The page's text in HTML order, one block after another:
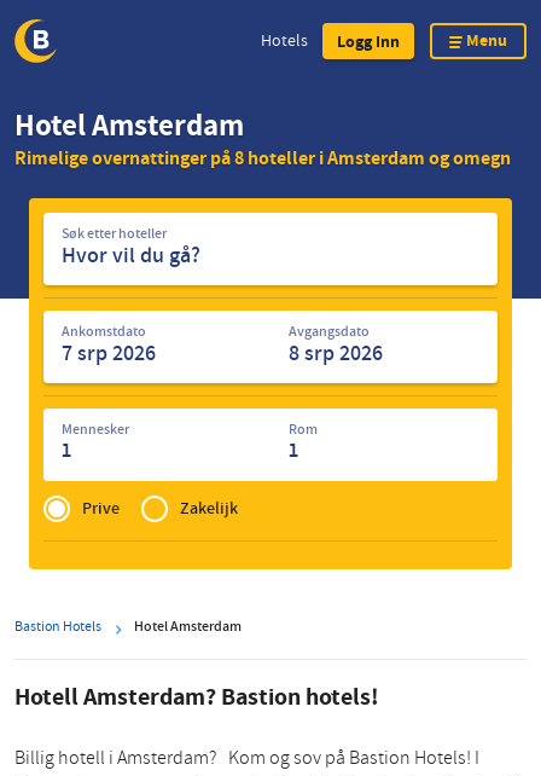
main
Hotels Logg Inn Menu
Hotel Amsterdam
Rimelige overnattinger på 8 hoteller i Amsterdam og omegn
Søk
etter
hoteller
Søk etter hoteller
Ankomstdato Avgangsdato
Mennesker
1
Rom
1
Privé
of
Zakelijk
Prive Zakelijk
Bastion Hotels Hotel Amsterdam
Hotell Amsterdam? Bastion hotels!
Billig hotell i Amsterdam? Kom og sov på Bastion Hotels! I